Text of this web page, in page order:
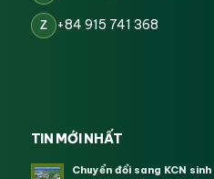
Z +84 915 741 368
TIN MỚI NHẤT
Chuyển đổi sang KCN